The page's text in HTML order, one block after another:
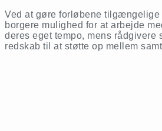
Ved at gøre forløbene tilgængelige
borgere mulighed for at arbejde
deres eget tempo, mens rådgivere
redskab til at støtte op mellem